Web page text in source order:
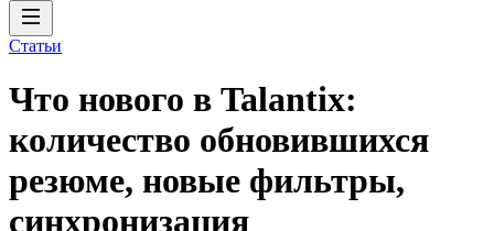
Статьи
Что нового в Talantix:
количество обновившихся
резюме, новые фильтры,
синхронизация